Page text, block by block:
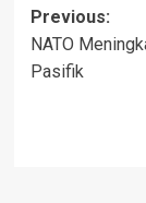
Post
Previous:
NATO
Pasifik